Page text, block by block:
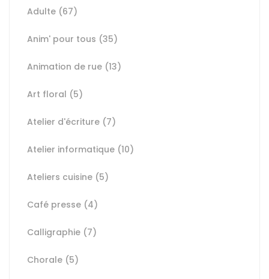
Adulte (67)
Anim' pour tous (35)
Animation de rue (13)
Art floral (5)
Atelier d'écriture (7)
Atelier informatique (10)
Ateliers cuisine (5)
Café presse (4)
Calligraphie (7)
Chorale (5)